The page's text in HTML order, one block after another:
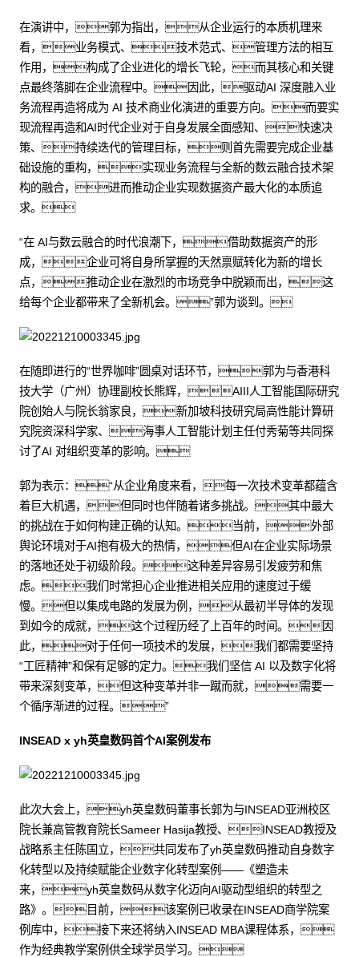
在演讲中，郭为指出，从企业运行的本质机理来
看，业务模式、技术范式、管理方法的相互
作用，构成了企业进化的增长飞轮，而其核心和关键
点最终落脚在企业流程中。因此，驱动AI 深度融入业
务流程再造将成为 AI 技术商业化演进的重要方向。而要实
现流程再造和AI时代企业对于自身发展全面感知、快速决
策、持续迭代的管理目标，则首先需要完成企业基
础设施的重构，实现业务流程与全新的数云融合技术架
构的融合，进而推动企业实现数据资产最大化的本质追
求。
“在 AI与数云融合的时代浪潮下，借助数据资产的形
成，企业可将自身所掌握的天然禀赋转化为新的增长
点，推动企业在激烈的市场竞争中脱颖而出，这
给每个企业都带来了全新机会。”郭为谈到。
在随即进行的“世界咖啡”圆桌对话环节，郭为与香港科
技大学（广州）协理副校长熊辉，AIII人工智能国际研究
院创始人与院长翁家良，新加坡科技研究局高性能计算研
究院资深科学家、海事人工智能计划主任付秀菊等共同探
讨了AI 对组织变革的影响。
郭为表示：“从企业角度来看，每一次技术变革都蕴含
着巨大机遇，但同时也伴随着诸多挑战。其中最大
的挑战在于如何构建正确的认知。当前，外部
舆论环境对于AI抱有极大的热情，但AI在企业实际场景
的落地还处于初级阶段。这种差异容易引发疲劳和焦
虑。我们时常担心企业推进相关应用的速度过于缓
慢。但以集成电路的发展为例，从最初半导体的发现
到如今的成就，这个过程历经了上百年的时间。因
此，对于任何一项技术的发展，我们都需要坚持
“工匠精神”和保有足够的定力。我们坚信 AI 以及数字化将
带来深刻变革，但这种变革并非一蹴而就，需要一
个循序渐进的过程。”
INSEAD x yh英皇数码首个AI案例发布
此次大会上，yh英皇数码董事长郭为与INSEAD亚洲校区
院长兼高管教育院长Sameer Hasija教授、INSEAD教授及
战略系主任陈国立，共同发布了yh英皇数码推动自身数字
化转型以及持续赋能企业数字化转型案例——《塑造未
来，yh英皇数码从数字化迈向AI驱动型组织的转型之
路》。目前，该案例已收录在INSEAD商学院案
例库中，接下来还将纳入INSEAD MBA课程体系，
作为经典教学案例供全球学员学习。